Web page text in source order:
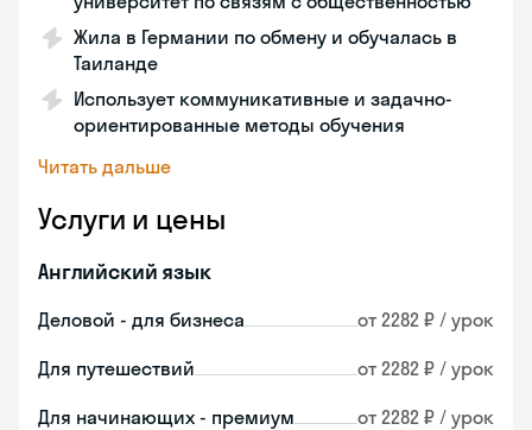
Жила в Германии по обмену и обучалась в
Таиланде
Использует коммуникативные и задачно-
ориентированные методы обучения
Читать дальше
Услуги и цены
Английский язык
Деловой - для бизнеса от 2282 ₽ / урок
Для путешествий от 2282 ₽ / урок
Для начинающих - премиум от 2282 ₽ / урок